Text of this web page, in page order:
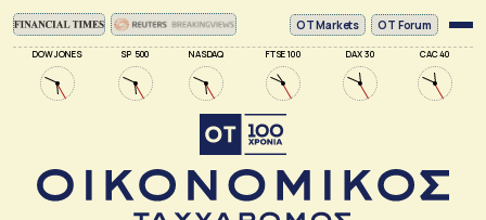
DOW JONES SP 500 NASDAQ FTSE 100 DAX 30 CAC 40
ΟΤ Markets OT Forum